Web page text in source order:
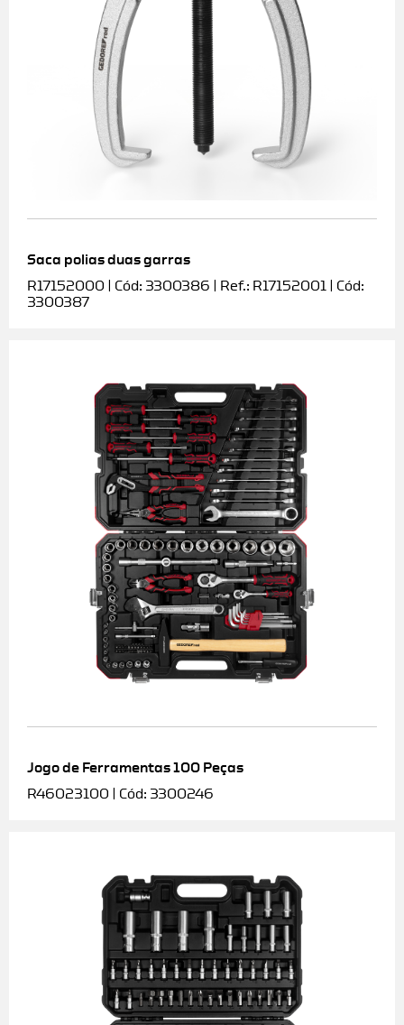
Saca polias duas garras
R17152000 | Cód: 3300386 | Ref.: R17152001 | Cód:
3300387
Jogo de Ferramentas 100 Peças
R46023100 | Cód: 3300246